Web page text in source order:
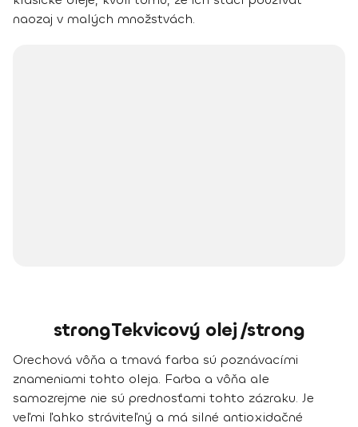
naozaj v malých množstvách.
strongTekvicový olej /strong
Orechová vôňa a tmavá farba sú poznávacími
znameniami tohto oleja. Farba a vôňa ale
samozrejme nie sú prednosťami tohto zázraku. Je
veľmi ľahko stráviteľný a má silné antioxidačné